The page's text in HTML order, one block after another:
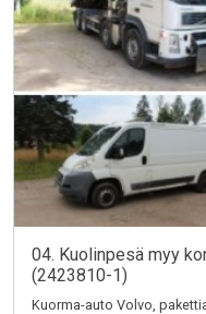
04. Kuolinpesä myy
(2423810-1)
Kuorma-auto Volvo,